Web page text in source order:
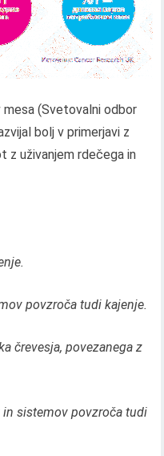
(Svetovalni odbor
bolj v primerjavi z
z uživanjem rdečega in
povzroča tudi kajenje.
črevesja, povezanega z
in sistemov povzroča tudi